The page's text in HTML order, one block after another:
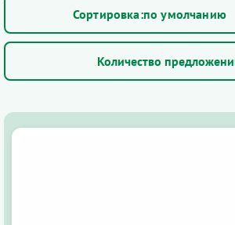
по умолчанию
Количество